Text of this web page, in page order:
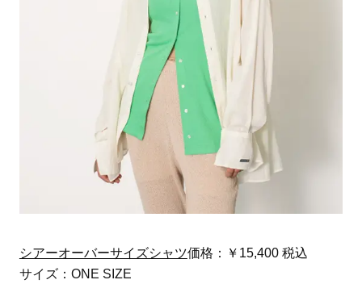
シアーオーバーサイズシャツ価格：￥15,400 税込
サイズ：ONE SIZE